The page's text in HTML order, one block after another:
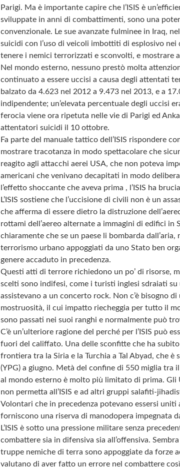
Parigi. Ma è importante capire che l’ISIS è
sviluppate in anni di combattimenti, sono una
convenzionale. Le sue avanzate fulminee in Iraq,
suicidi con l’uso di veicoli imbottiti di esplosivo nei
tenere i nemici terrorizzati e sconvolti, e mostrare
Nel mondo esterno, nessuno prestò molta
continuato a essere uccisi a causa degli attentati
balzato da 4.623 nel 2012 a 9.473 nel 2013, e a
indipendente; un’elevata percentuale degli uccisi
ferocia viene ora ripetuta nelle vie di Parigi ed
attentatori suicidi il 10 ottobre.
Fa parte del manuale tattico dell’ISIS rispondere
mostrare tracotanza in modo spettacolare che
reagito agli attacchi aerei USA, che non poteva
americani che venivano decapitati in modo
l’effetto shoccante che aveva prima , l’ISIS ha
L’ISIS sostiene che l’uccisione di civili non è un
che afferma di essere dietro la distruzione
rottami dell’aereo alternate a immagini di edifici in
chiaramente che se un paese li bombarda
terrorismo urbano appoggiati da uno Stato ben
genere accaduto in precedenza.
Questi atti di terrore richiedono un po’ di risorse,
scelti sono indifesi, come i turisti inglesi sdraiati su
assistevano a un concerto rock. Non c’è bisogno
mostruosità, il cui impatto riecheggia per tutto il
sono passati nei suoi ranghi e normalmente può
C’è un’ulteriore ragione del perché per l’ISIS può
fuori del califfato. Una delle sconfitte che ha
frontiera tra la Siria e la Turchia a Tal Abyad, che
(YPG) a giugno. Metà del confine di 550 miglia tra il
al mondo esterno è molto più limitato di prima. Gli
non permetta all’ISIS e ad altri gruppi salafiti-
Volontari che in precedenza potevano essersi uniti
forniscono una riserva di manodopera impegnata
L’ISIS è sotto una pressione militare senza
combattere sia in difensiva sia all’offensiva.
truppe nemiche di terra sono appoggiate da forze
valutano di aver fatto un errore nel combattere